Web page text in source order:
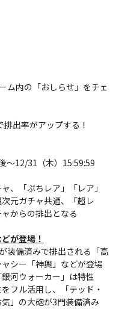
ム内の「おしらせ」をチェ
出率がアップする！
～12/31（木）15:59:59
、「ぷちレア」「レア」
元ガチャ共通、「超レ
からの排出となる
が登場！
装備済みで排出される「高
シー「神輿」などが登場
河ウォーカー」は特性
フル活用し、「テッド・
」の大砲が3門装備済み